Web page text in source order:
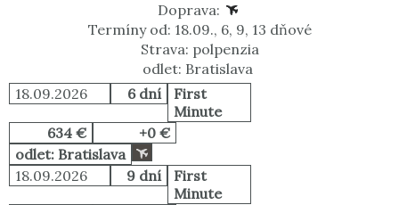
Doprava:
Termíny od: 18.09., 6, 9, 13 dňové
Strava: polpenzia
odlet: Bratislava
18.09.2026
6 dní
First
Minute
634 €
+0 €
odlet: Bratislava
18.09.2026
9 dní
First
Minute